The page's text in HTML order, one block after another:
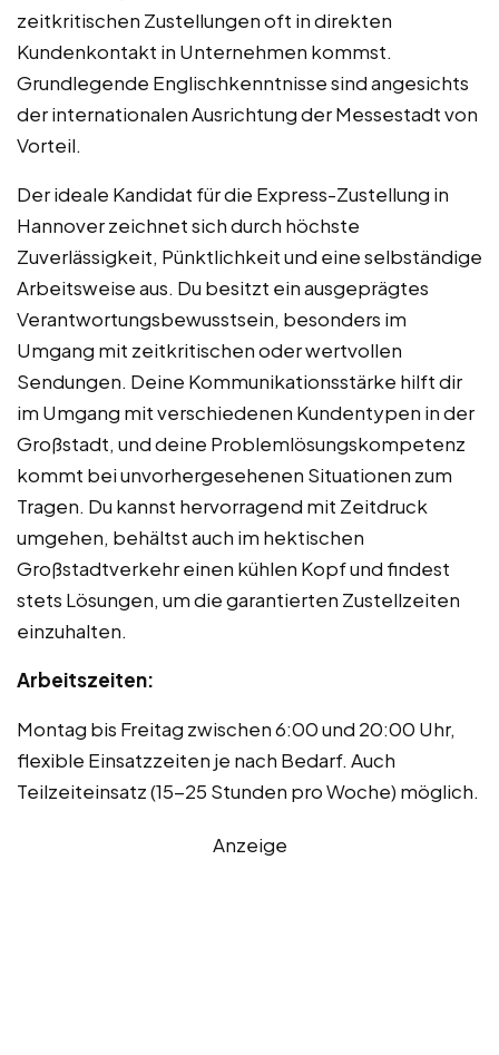
zeitkritischen Zustellungen oft in direkten
Kundenkontakt in Unternehmen kommst.
Grundlegende Englischkenntnisse sind angesichts
der internationalen Ausrichtung der Messestadt von
Vorteil.
Der ideale Kandidat für die Express-Zustellung in
Hannover zeichnet sich durch höchste
Zuverlässigkeit, Pünktlichkeit und eine selbständige
Arbeitsweise aus. Du besitzt ein ausgeprägtes
Verantwortungsbewusstsein, besonders im
Umgang mit zeitkritischen oder wertvollen
Sendungen. Deine Kommunikationsstärke hilft dir
im Umgang mit verschiedenen Kundentypen in der
Großstadt, und deine Problemlösungskompetenz
kommt bei unvorhergesehenen Situationen zum
Tragen. Du kannst hervorragend mit Zeitdruck
umgehen, behältst auch im hektischen
Großstadtverkehr einen kühlen Kopf und findest
stets Lösungen, um die garantierten Zustellzeiten
einzuhalten.
Arbeitszeiten:
Montag bis Freitag zwischen 6:00 und 20:00 Uhr,
flexible Einsatzzeiten je nach Bedarf. Auch
Teilzeiteinsatz (15-25 Stunden pro Woche) möglich.
Anzeige